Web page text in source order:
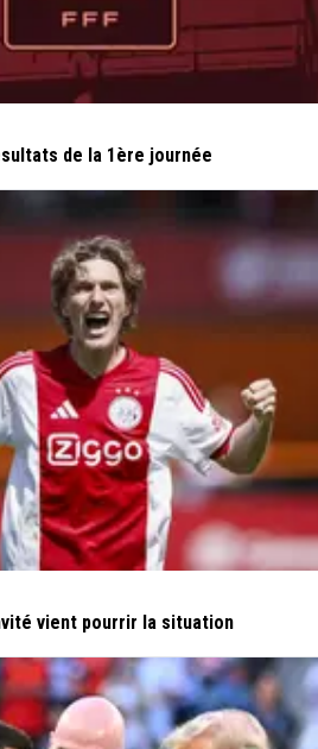
de la 1ère journée
vient pourrir la situation